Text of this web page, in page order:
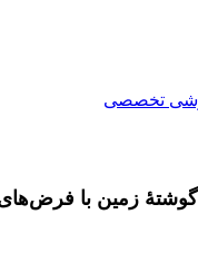
تخصصی
زمین با